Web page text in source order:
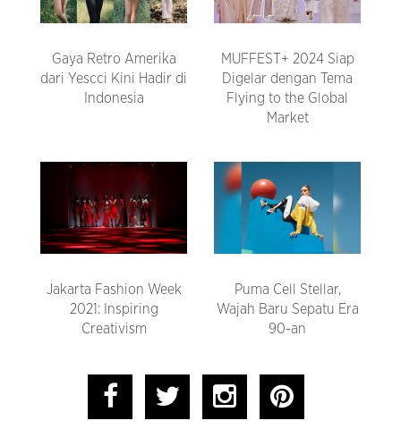
Gaya Retro Amerika
dari Yescci Kini Hadir di
Indonesia
MUFFEST+ 2024 Siap
Digelar dengan Tema
Flying to the Global
Market
Jakarta Fashion Week
2021: Inspiring
Creativism
Puma Cell Stellar,
Wajah Baru Sepatu Era
90-an